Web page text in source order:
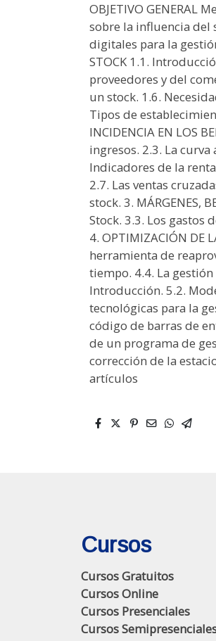
OBJETIVO GENERAL
sobre la influencia del
digitales para la
STOCK 1.1.
proveedores y del
un stock. 1.6.
Tipos de
INCIDENCIA EN LOS
ingresos. 2.3. La curva
Indicadores de la
2.7. Las ventas
stock. 3. MÁRGENES,
Stock. 3.3. Los gastos
4. OPTIMIZACIÓN DE
herramienta de
tiempo. 4.4. La gestión
Introducción. 5.2.
tecnológicas para la
código de barras de
de un programa de
corrección de la
artículos
Cursos
Cursos Gratuitos
Cursos Online
Cursos Presenciales
Cursos